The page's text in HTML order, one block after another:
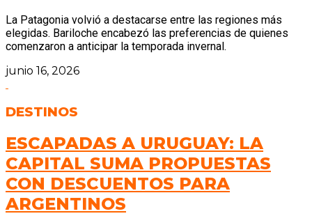
La Patagonia volvió a destacarse entre las regiones más
elegidas. Bariloche encabezó las preferencias de quienes
comenzaron a anticipar la temporada invernal.
junio 16, 2026
DESTINOS
ESCAPADAS A URUGUAY: LA
CAPITAL SUMA PROPUESTAS
CON DESCUENTOS PARA
ARGENTINOS